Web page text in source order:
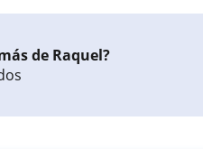
de Raquel?